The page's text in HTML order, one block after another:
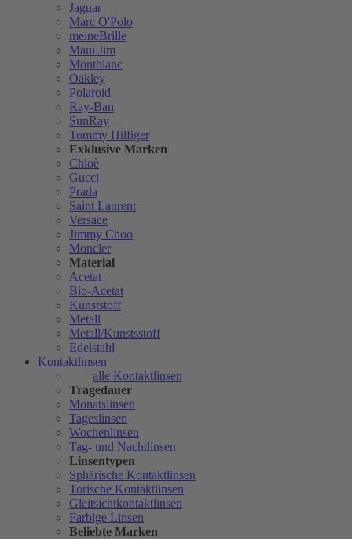
Jaguar
Marc O'Polo
meineBrille
Maui Jim
Montblanc
Oakley
Polaroid
Ray-Ban
SunRay
Tommy Hilfiger
Exklusive Marken
Chloè
Gucci
Prada
Saint Laurent
Versace
Jimmy Choo
Moncler
Material
Acetat
Bio-Acetat
Kunststoff
Metall
Metall/Kunstsstoff
Edelstahl
Kontaktlinsen
alle Kontaktlinsen
Tragedauer
Monatslinsen
Tageslinsen
Wochenlinsen
Tag- und Nachtlinsen
Linsentypen
Sphärische Kontaktlinsen
Torische Kontaktlinsen
Gleitsichtkontaktlinsen
Farbige Linsen
Beliebte Marken